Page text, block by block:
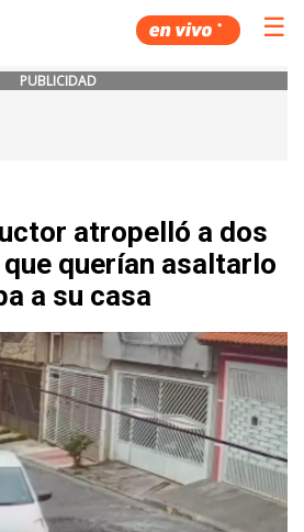
☰
PUBLICIDAD
atropelló a dos
querían asaltarlo
a su casa